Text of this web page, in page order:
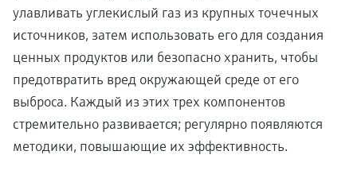
улавливать углекислый газ из крупных точечных
источников, затем использовать его для создания
ценных продуктов или безопасно хранить, чтобы
предотвратить вред окружающей среде от его
выброса. Каждый из этих трех компонентов
стремительно развивается; регулярно появляются
методики, повышающие их эффективность.